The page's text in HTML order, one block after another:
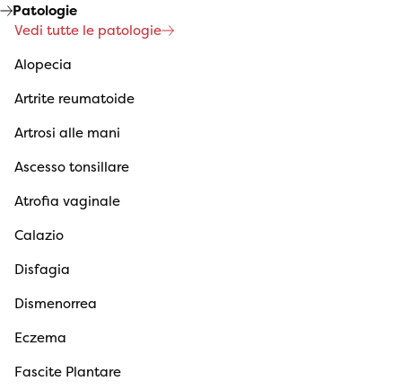
Patologie
Vedi tutte le patologie
Alopecia
Artrite reumatoide
Artrosi alle mani
Ascesso tonsillare
Atrofia vaginale
Calazio
Disfagia
Dismenorrea
Eczema
Fascite Plantare